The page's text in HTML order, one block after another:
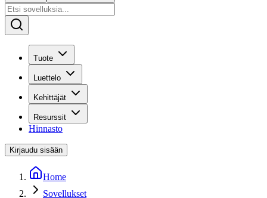
Tuote
Luettelo
Kehittäjät
Resurssit
Hinnasto
Kirjaudu sisään
Home
Sovellukset